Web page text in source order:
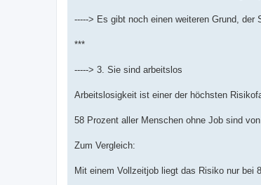
-----> Es gibt noch einen weiteren Grund, der
***
-----> 3. Sie sind arbeitslos
Arbeitslosigkeit ist einer der höchsten
58 Prozent aller Menschen ohne Job sind
Zum Vergleich:
Mit einem Vollzeitjob liegt das Risiko nur bei